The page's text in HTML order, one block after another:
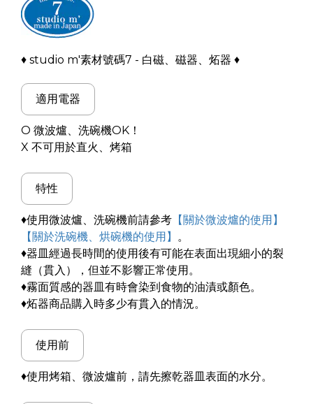
♦ studio m'素材號碼7 - 白磁、磁器、炻器 ♦
適用電器
O 微波爐、洗碗機OK！
X 不可用於直火、烤箱
特性
♦使用微波爐、洗碗機前請參考 【關於微波爐的使用】
【關於洗碗機、烘碗機的使用】 。
♦器皿經過長時間的使用後有可能在表面出現細小的裂
縫（貫入），但並不影響正常使用。
♦霧面質感的器皿有時會染到食物的油漬或顏色。
♦炻器商品購入時多少有貫入的情況。
使用前
♦使用烤箱、微波爐前，請先擦乾器皿表面的水分。